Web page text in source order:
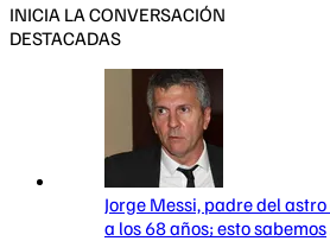
INICIA LA CONVERSACIÓN
DESTACADAS
Jorge Messi, padre del
a los 68 años; esto sabemos